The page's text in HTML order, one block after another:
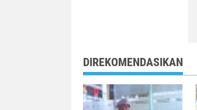
DIREKOMENDASIKAN